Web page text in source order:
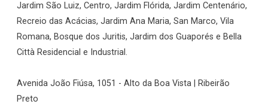
Jardim São Luiz, Centro, Jardim Flórida, Jardim Centenário,
Recreio das Acácias, Jardim Ana Maria, San Marco, Vila
Romana, Bosque dos Juritis, Jardim dos Guaporés e Bella
Città Residencial e Industrial.
Avenida João Fiúsa, 1051 - Alto da Boa Vista | Ribeirão
Preto